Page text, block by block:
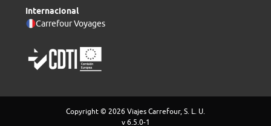
Internacional
Carrefour Voyages
Copyright © 2026 Viajes Carrefour, S. L. U.
v 6.5.0-1